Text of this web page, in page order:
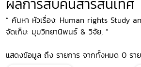
“ ค้นหา หัวเรื่อง: Human rights Study
จัดเก็บ: มุมวิทยานิพนธ์ & วิจัย, ”
แสดงข้อมูล ถึง รายการ จากทั้งหมด 0 รา